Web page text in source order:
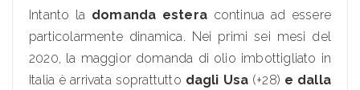
Intanto la domanda estera continua ad essere
particolarmente dinamica. Nei primi sei mesi del
2020, la maggior domanda di olio imbottigliato in
Italia è arrivata soprattutto dagli Usa (+28) e dalla